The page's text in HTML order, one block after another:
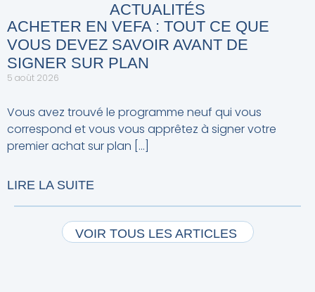
ACTUALITÉS
ACHETER EN VEFA : TOUT CE QUE
VOUS DEVEZ SAVOIR AVANT DE
SIGNER SUR PLAN
5 août 2026
Vous avez trouvé le programme neuf qui vous
correspond et vous vous apprêtez à signer votre
premier achat sur plan
LIRE LA SUITE
VOIR TOUS LES ARTICLES